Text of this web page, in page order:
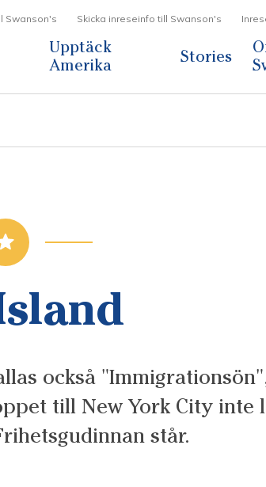
Swanson's Skicka inreseinfo till Swanson's
Upptäck
Amerika
Stories
också
till New York City inte
står.